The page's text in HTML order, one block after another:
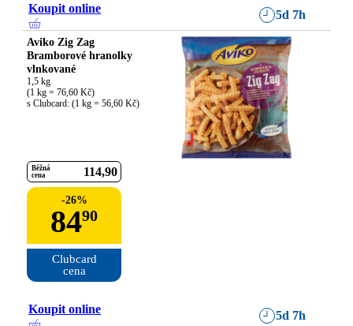
Koupit online 5d 7h
Aviko Zig Zag
Bramborové hranolky
vlnkované
1,5 kg
(1 kg = 76,60 Kč)
s Clubcard: (1 kg = 56,60 Kč)
Běžná
cena
114 90
-26%
8490
Clubcard
cena
Koupit online 5d 7h